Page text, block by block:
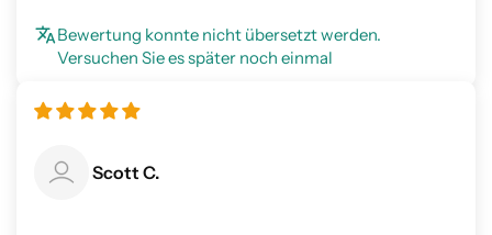
Bewertung konnte nicht übersetzt werden.
Versuchen Sie es später noch einmal
Scott C.